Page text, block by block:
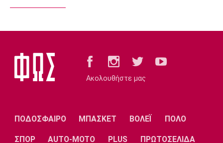
07:05
Ιωνικός: «Πακέτο» μεταγραφών στη Νίκαια
FIFA: Οι Φιλιππίνες στηρίζουν Ινφαντίνο
Ακολουθήστε μας
ΠΟΔΟΣΦΑΙΡΟ ΜΠΑΣΚΕΤ ΒΟΛΕΪ ΠΟΛΟ
ΣΠΟΡ AUTO-MOTO PLUS ΠΡΩΤΟΣΕΛΙΔΑ